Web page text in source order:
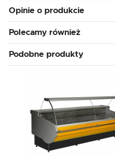
Opinie o produkcie
Polecamy również
Podobne produkty